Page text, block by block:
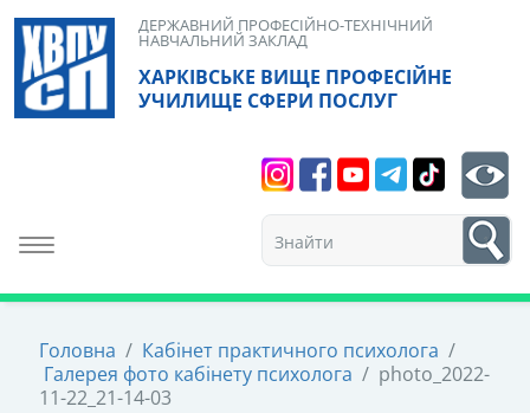
Skip
content
ХАРКІВСЬКЕ ВИЩЕ ПРОФЕСІЙНЕ
УЧИЛИЩЕ СФЕРИ ПОСЛУГ
ДЕРЖАВНИЙ ПРОФЕСІЙНО-ТЕХНІЧНИЙ
НАВЧАЛЬНИЙ ЗАКЛАД
Toggle navigation
1
Головна / Кабінет практичного психолога /
Галерея фото кабінету психолога / photo_2022-
11-22_21-14-03